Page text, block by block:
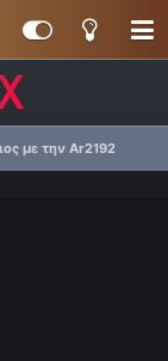
με την Ar2192